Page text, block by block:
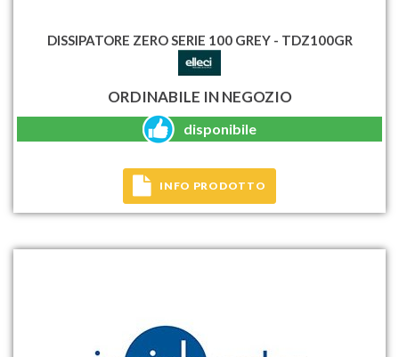
DISSIPATORE ZERO SERIE 100 GREY - TDZ100GR
ORDINABILE IN NEGOZIO
disponibile
INFO PRODOTTO